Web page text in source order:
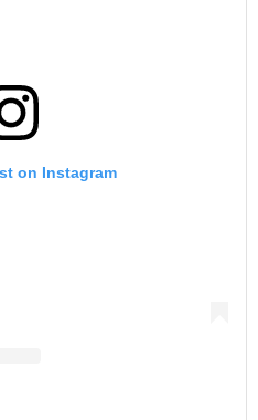
on Instagram